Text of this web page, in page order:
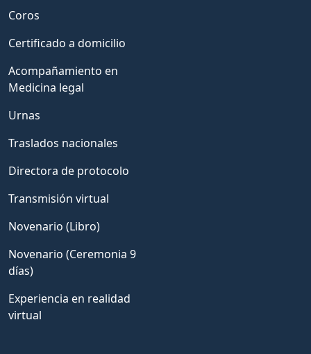
Coros
Certificado a domicilio
Acompañamiento en
Medicina legal
Urnas
Traslados nacionales
Directora de protocolo
Transmisión virtual
Novenario (Libro)
Novenario (Ceremonia 9
días)
Experiencia en realidad
virtual